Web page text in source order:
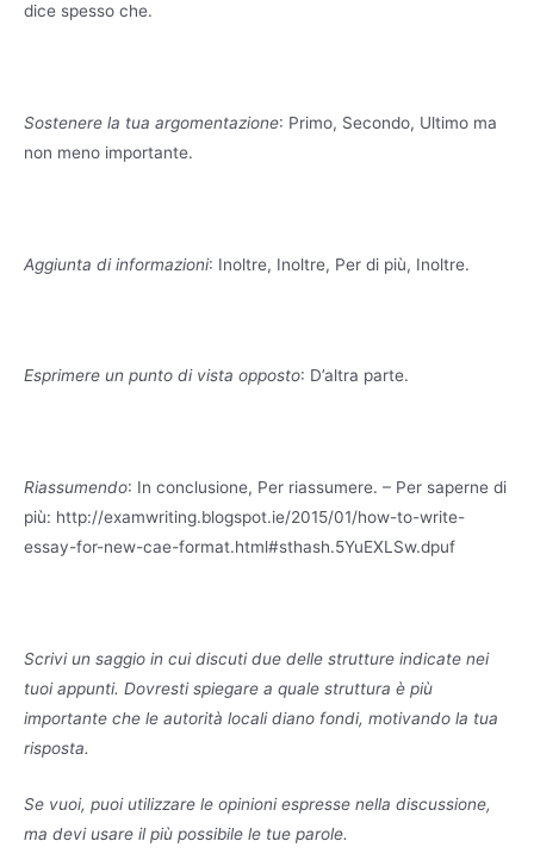
dice spesso che.
Sostenere la tua argomentazione: Primo, Secondo, Ultimo ma
non meno importante.
Aggiunta di informazioni: Inoltre, Inoltre, Per di più, Inoltre.
Esprimere un punto di vista opposto: D’altra parte.
Riassumendo: In conclusione, Per riassumere. – Per saperne di
più: http://examwriting.blogspot.ie/2015/01/how-to-write-
essay-for-new-cae-format.html#sthash.5YuEXLSw.dpuf
Scrivi un saggio in cui discuti due delle strutture indicate nei
tuoi appunti. Dovresti spiegare a quale struttura è più
importante che le autorità locali diano fondi, motivando la tua
risposta.
Se vuoi, puoi utilizzare le opinioni espresse nella discussione,
ma devi usare il più possibile le tue parole.